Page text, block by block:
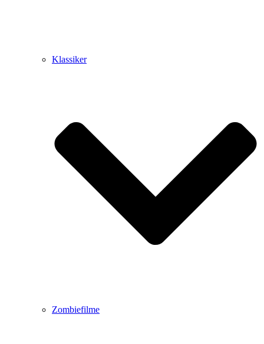
Klassiker
Zombiefilme